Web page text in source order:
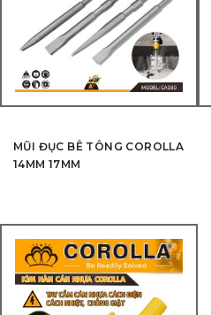
MŨI ĐỤC BÊ TÔNG COROLLA
14MM 17MM